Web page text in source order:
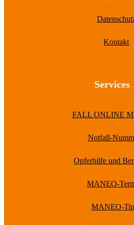
Kontakt
Services
FALL ONLINE
Notfall-
Opferhilfe und
MANEO-
MANEO-